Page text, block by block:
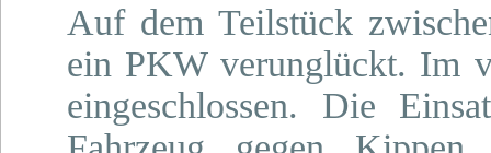
Auf dem Teilstück
ein PKW verunglückt. Im
eingeschlossen. Die